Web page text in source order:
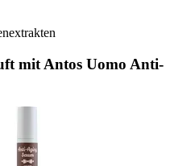
mit Antos Uomo Anti-